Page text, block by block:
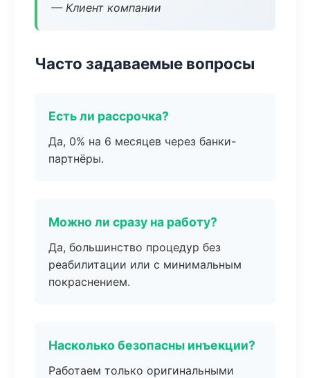
— Клиент компании
Часто задаваемые вопросы
Есть ли рассрочка?
Да, 0% на 6 месяцев через банки-
партнёры.
Можно ли сразу на работу?
Да, большинство процедур без
реабилитации или с минимальным
покраснением.
Насколько безопасны инъекции?
Работаем только оригинальными